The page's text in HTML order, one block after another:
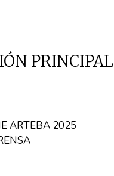
PRINCIPAL
ARTEBA 2025